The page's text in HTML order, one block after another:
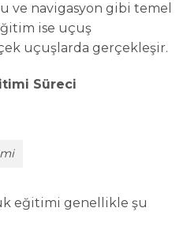
ve navigasyon gibi temel
ise uçuş
uçuşlarda gerçekleşir.
Süreci
eğitimi genellikle şu